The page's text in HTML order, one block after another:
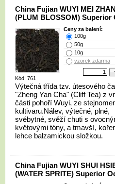
China Fujian WUYI MEI
(PLUM BLOSSOM) Superior
Kód: 761
Ceny za balení:
100g
50g
10g
vzorek zdarma
Výtečná třída tzv. útesového
"Zheng Yan Cha" (Cliff Tea) z
části pohoří Wuyi, ze
kultivaru.Nálev, výtečné, plné,
svébytné, svěží chuti s
květovými tóny, a tmavší,
lehce balzamickou složkou.
China Fujian WUYI SHUI
(WATER SPRITE) Superior